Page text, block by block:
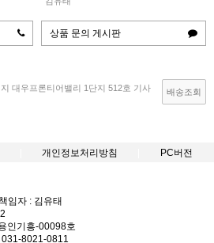
상품 문의 게시판
대우프론티어밸리 1단지 512호 기사
배송조회
개인정보처리방침 PC버전
임자 : 김유태
인기흥-00098호
8021-0811